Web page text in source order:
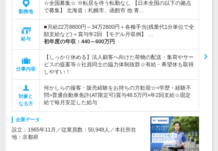
勤務地
☆全国募集☆ ※転居を伴う転勤なし 【日本全国の以下の拠点
で募集】 北海道：札幌市、函館市 他 青…
給与
■月給22万8800円～34万2800円＋各種手当(残業代1分単位で全
額支給など)＋賞与年2回 【モデル月収例】 …
初年度の年収： 440～600万円
仕事内容
【しっかり休める】法人顧客へ向けた荷物の配送・集荷やサー
ビスの提案等☆社員同士の協力体制抜群☆有給・希望休も取得
しやすい！
対象と
なる方
何かしらの接客・販売経験をお持ちの方歓迎☆<学歴・経験不
問>普通自動車免許(AT限定可)賞与48.5万円×年2回支給☆固定
給で毎月安定した給与
企業データ
設立：1965年11月／従業員数：50,948人／本社所在
地：京都府